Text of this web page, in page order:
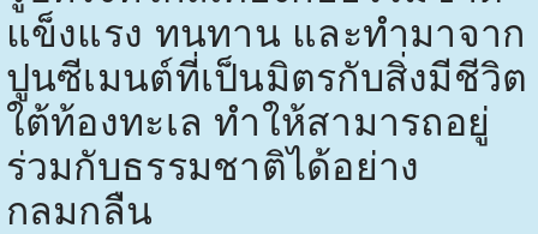
แข็งแรง ทนทาน และทำมาจาก
ปูนซีเมนต์ที่เป็นมิตรกับสิ่งมีชีวิต
ใต้ท้องทะเล ทำให้สามารถอยู่
ร่วมกับธรรมชาติได้อย่าง
กลมกลืน